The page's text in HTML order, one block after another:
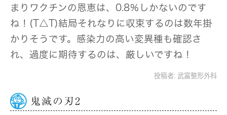
まりワクチンの恩恵は、0.8％しかないのです
ね！(T△T)結局それなりに収束するのは数年掛
かりそうです。感染力の高い変異種も確認さ
れ、過度に期待するのは、厳しいですね！
投稿者: 武富整形外科
鬼滅の刃2